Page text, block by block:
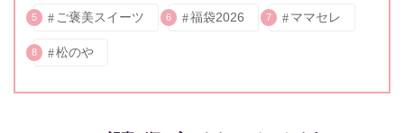
5 ご褒美スイーツ 6 福袋2026 7 ママセレ
8 松のや